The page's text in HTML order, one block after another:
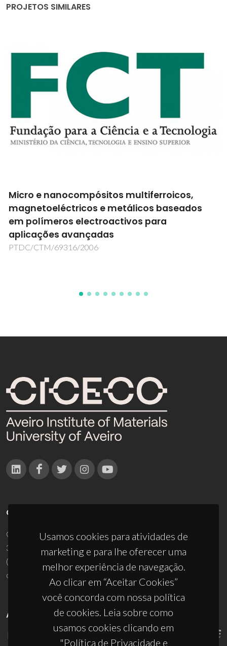
PROJETOS SIMILARES
Liquidos Iónicos como Principios Activos
PTDC/EQU-EPR/104554/2008
Usamos cookies para atividades de
marketing e para lhe oferecer uma
melhor experiência de navegação.
Ao clicar em “Aceitar Cookies”
você concorda com nossa política
de cookies. Leia sobre como
usamos cookies clicando em
"Política de Privacidade e
CONTACTOS
Campus Universitário de Santiago
3810-193 Aveiro - Portugal
(+351) 234 370 200
ciceco@ua.pt
APOIOS